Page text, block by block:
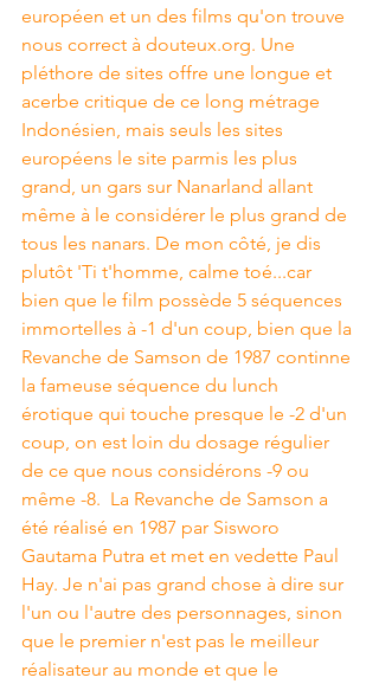
européen et un des films qu'on trouve
nous correct à douteux.org. Une
pléthore de sites offre une longue et
acerbe critique de ce long métrage
Indonésien, mais seuls les sites
européens le site parmis les plus
grand, un gars sur Nanarland allant
même à le considérer le plus grand de
tous les nanars. De mon côté, je dis
plutôt 'Ti t'homme, calme toé...car
bien que le film possède 5 séquences
immortelles à -1 d'un coup, bien que la
Revanche de Samson de 1987 continne
la fameuse séquence du lunch
érotique qui touche presque le -2 d'un
coup, on est loin du dosage régulier
de ce que nous considérons -9 ou
même -8.  La Revanche de Samson a
été réalisé en 1987 par Sisworo
Gautama Putra et met en vedette Paul
Hay. Je n'ai pas grand chose à dire sur
l'un ou l'autre des personnages, sinon
que le premier n'est pas le meilleur
réalisateur au monde et que le